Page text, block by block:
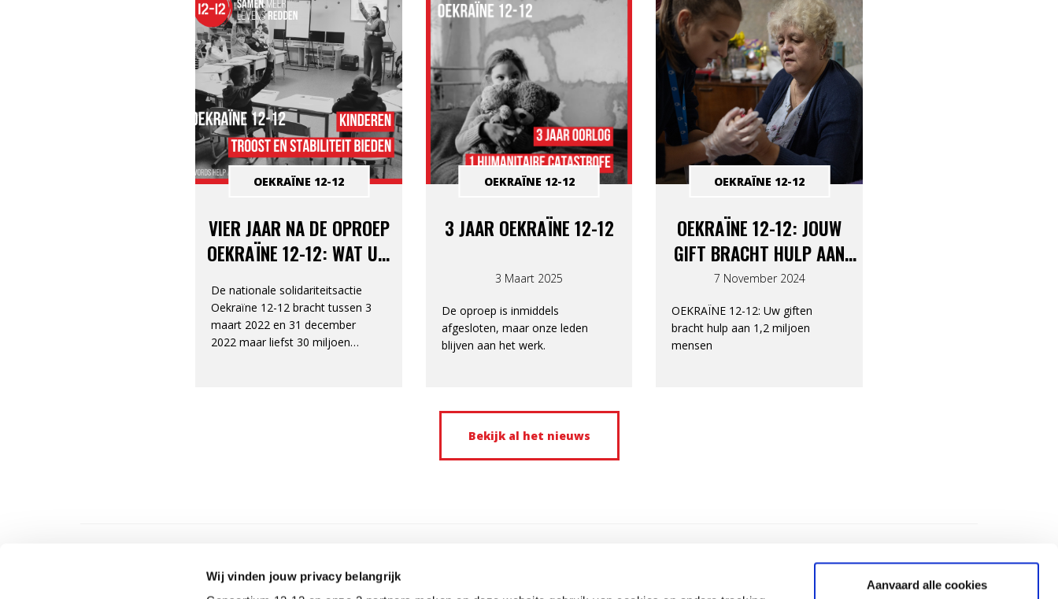
Wij vinden jouw privacy belangrijk
Aanvaard alle cookies
VIER JAAR NA DE OPROEP
OEKRAÏNE 12-12: WAT UW
STEUN MOGELIJK MAAKTE
De nationale solidariteitsactie
Oekraïne 12-12 bracht tussen 3
maart 2022 en 31 december
2022 maar liefst 30 miljoen
OEKRAÏNE 12-12
3 JAAR OEKRAÏNE 12-12
3 Maart 2025
De oproep is inmiddels
afgesloten, maar onze leden
blijven aan het werk.
OEKRAÏNE 12-12
OEKRAÏNE 12-12: JOUW
GIFT BRACHT HULP AAN
1,2 MILJOEN MENSEN
7 November 2024
OEKRAÏNE 12-12: Uw giften
bracht hulp aan 1,2 miljoen
mensen
OEKRAÏNE 12-12
Bekijk al het nieuws